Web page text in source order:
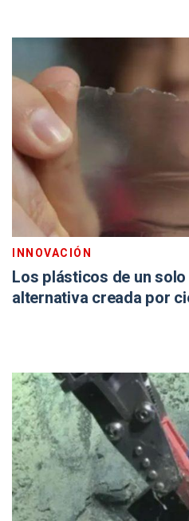
INNOVACIÓN
Los plásticos de un
alternativa creada por